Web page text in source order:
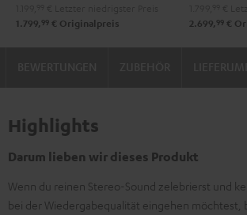
1.799, 99 € Originalpreis 2.699, 99 €
Highlights
Darum lieben wir dieses Produkt
Wenn du reinen Stereo-Sound zelebrierst und
bei der Wiedergabequalität eingehen möchtest,